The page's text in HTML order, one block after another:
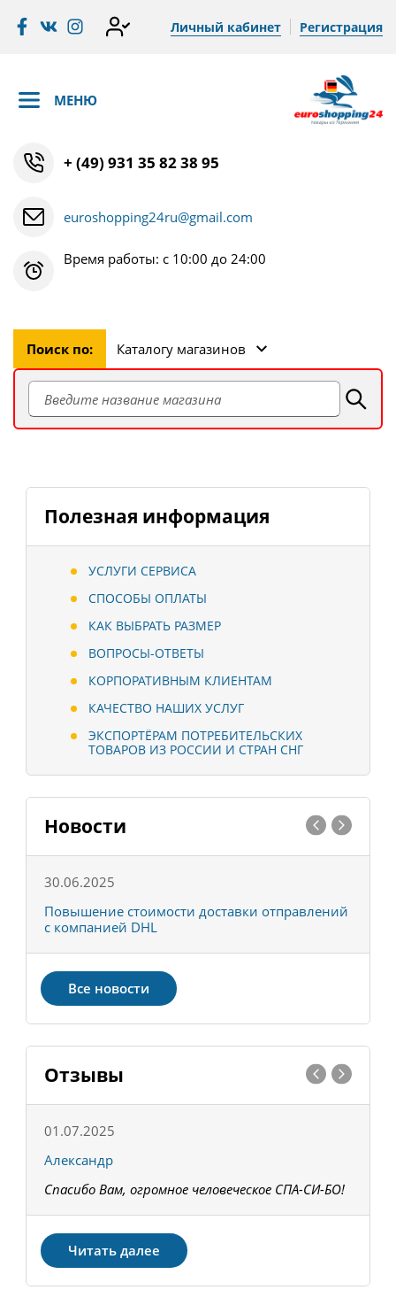
Личный кабинет Регистрация
МЕНЮ
+ (49) 931 35 82 38 95
euroshopping24ru@gmail.com
Время работы: с 10:00 до 24:00
Поиск по: Каталогу магазинов
Полезная информация
УСЛУГИ СЕРВИСА
СПОСОБЫ ОПЛАТЫ
КАК ВЫБРАТЬ РАЗМЕР
ВОПРОСЫ-ОТВЕТЫ
КОРПОРАТИВНЫМ КЛИЕНТАМ
КАЧЕСТВО НАШИХ УСЛУГ
ЭКСПОРТЁРАМ ПОТРЕБИТЕЛЬСКИХ
ТОВАРОВ ИЗ РОССИИ И СТРАН СНГ
Новости
30.06.2025
Повышение стоимости доставки отправлений
с компанией DHL
Все новости
Отзывы
01.07.2025
Александр
Спасибо Вам, огромное человеческое СПА-СИ-БО!
Читать далее